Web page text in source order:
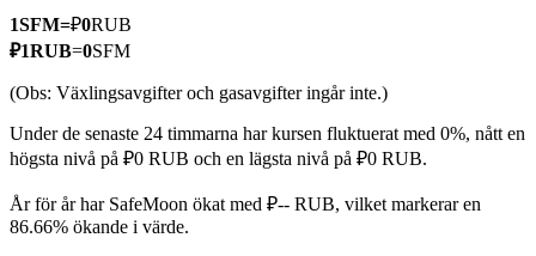
Futures med USDC som säkerhet
1SFM=₽0RUB
₽1RUB=0SFM
(Obs: Växlingsavgifter och gasavgifter ingår inte.)
Under de senaste 24 timmarna har kursen fluktuerat med 0%, nått en
högsta nivå på ₽0 RUB och en lägsta nivå på ₽0 RUB.
År för år har SafeMoon ökat med ₽-- RUB, vilket markerar en
86.66% ökande i värde.